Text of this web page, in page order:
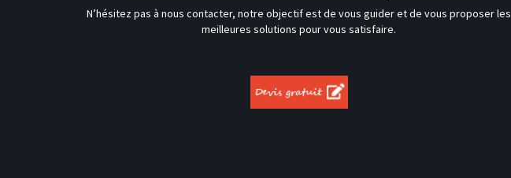
N’hésitez pas à nous contacter, notre objectif est de vous guider et de vous proposer les
meilleures solutions pour vous satisfaire.